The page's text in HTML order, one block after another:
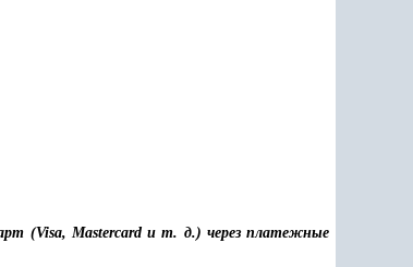
(Visa, Mastercard и т. д.) через платежные